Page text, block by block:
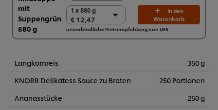
1 x 880 g
€ 12,47
1 x 880 g
€ 12,47
6 x 880 g
€ 74,82
In den
Warenkorb
unverbindliche Preisempfehlung von UFS
Langkornreis
350 g
KNORR Delikatess Sauce zu Braten
250 Portionen
Ananasstücke
250 g